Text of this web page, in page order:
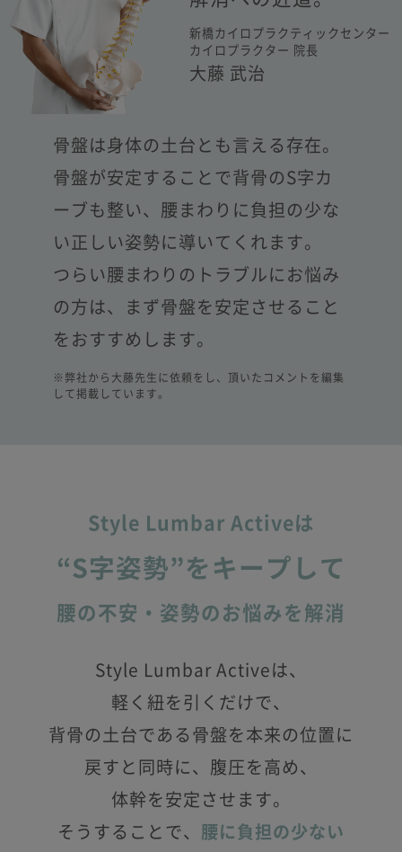
新橋カイロプラクティックセンター
カイロプラクター 院長
大藤 武治
骨盤は身体の土台とも言える存在。
骨盤が安定することで背骨のS字カ
ーブも整い、 腰まわりに負担の少な
い正しい姿勢に導いてくれます。
つらい腰まわりのトラブルにお悩み
の方は、
まず骨盤を安定させること
をおすすめします。
※弊社から大藤先生に依頼をし、頂いたコメントを編集
して掲載しています。
Style Lumbar Activeは
“S字姿勢”をキープして
腰の不安・姿勢のお悩みを解消
Style Lumbar Activeは、
軽く紐を引くだけで、
背骨の土台である骨盤を本来の位置に
戻すと同時に、腹圧を高め、
体幹を安定させます。
そうすることで、
腰に負担の少ない